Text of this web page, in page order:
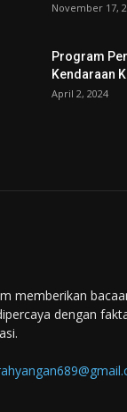
November 17,
Program
Kendaraan
April 2, 2024
memberikan
dengan